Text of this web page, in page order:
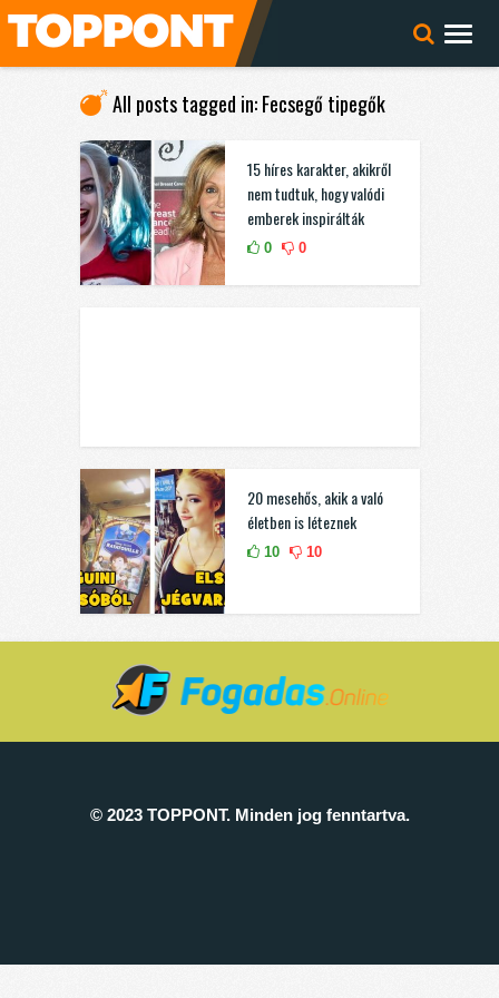
All posts tagged in: Fecsegő tipegők
15 híres karakter, akikről
nem tudtuk, hogy valódi
emberek inspirálták
0 0
20 mesehős, akik a való
életben is léteznek
10 10
© 2023 TOPPONT. Minden jog fenntartva.